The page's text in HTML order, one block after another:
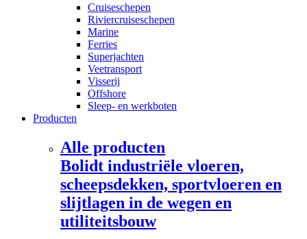
Cruiseschepen
Riviercruiseschepen
Marine
Ferries
Superjachten
Veetransport
Visserij
Offshore
Sleep- en werkboten
Producten
Alle producten
Bolidt industriële vloeren,
scheepsdekken, sportvloeren en
slijtlagen in de wegen en
utiliteitsbouw